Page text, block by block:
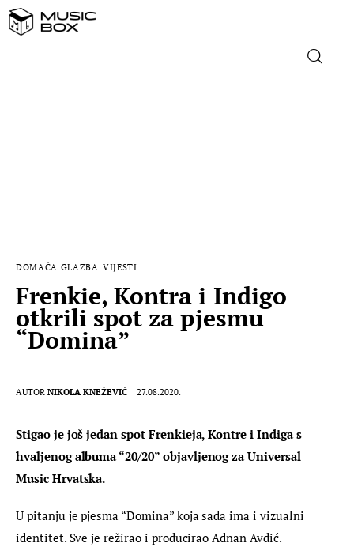
MUSIC BOX
DOMAĆA GLAZBA VIJESTI
Frenkie, Kontra i Indigo
otkrili spot za pjesmu
“Domina”
AUTOR NIKOLA KNEŽEVIĆ 27.08.2020.
Stigao je još jedan spot Frenkieja, Kontre i Indiga s
hvaljenog albuma “20/20” objavljenog za Universal
Music Hrvatska.
U pitanju je pjesma “Domina” koja sada ima i vizualni
identitet. Sve je režirao i producirao Adnan Avdić.